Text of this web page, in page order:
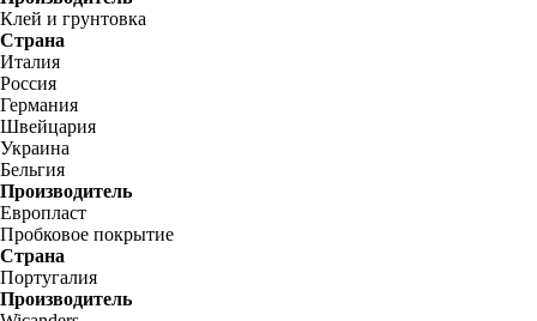
Клей и грунтовка
Страна
Италия
Россия
Германия
Швейцария
Украина
Бельгия
Производитель
Европласт
Пробковое покрытие
Страна
Португалия
Производитель